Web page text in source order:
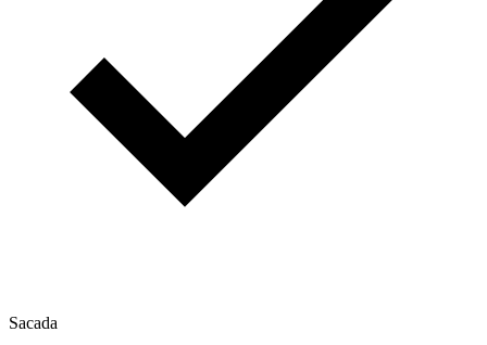
Sacada